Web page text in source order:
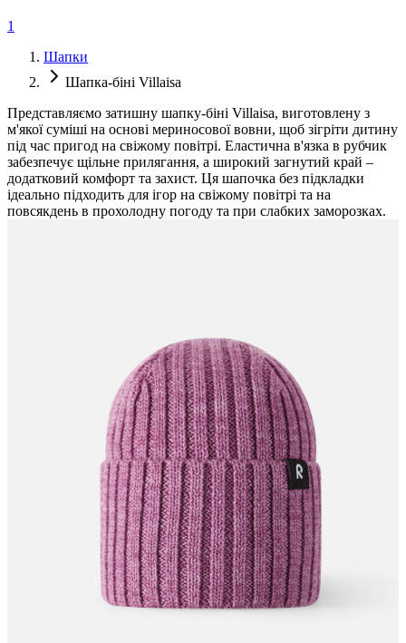
1
Шапки
Шапка-біні Villaisa
Представляємо затишну шапку-біні Villaisa, виготовлену з
м'якої суміші на основі мериносової вовни, щоб зігріти дитину
під час пригод на свіжому повітрі. Еластична в'язка в рубчик
забезпечує щільне прилягання, а широкий загнутий край –
додатковий комфорт та захист. Ця шапочка без підкладки
ідеально підходить для ігор на свіжому повітрі та на
повсякдень в прохолодну погоду та при слабких заморозках.